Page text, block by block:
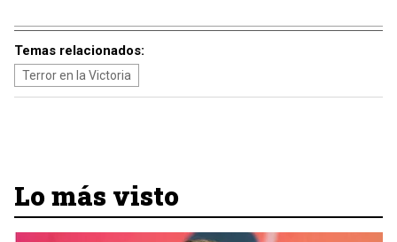
Temas relacionados:
Terror en la Victoria
Lo más visto